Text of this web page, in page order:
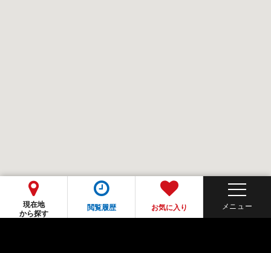
現在地
から探す
閲覧履歴 お気に入り